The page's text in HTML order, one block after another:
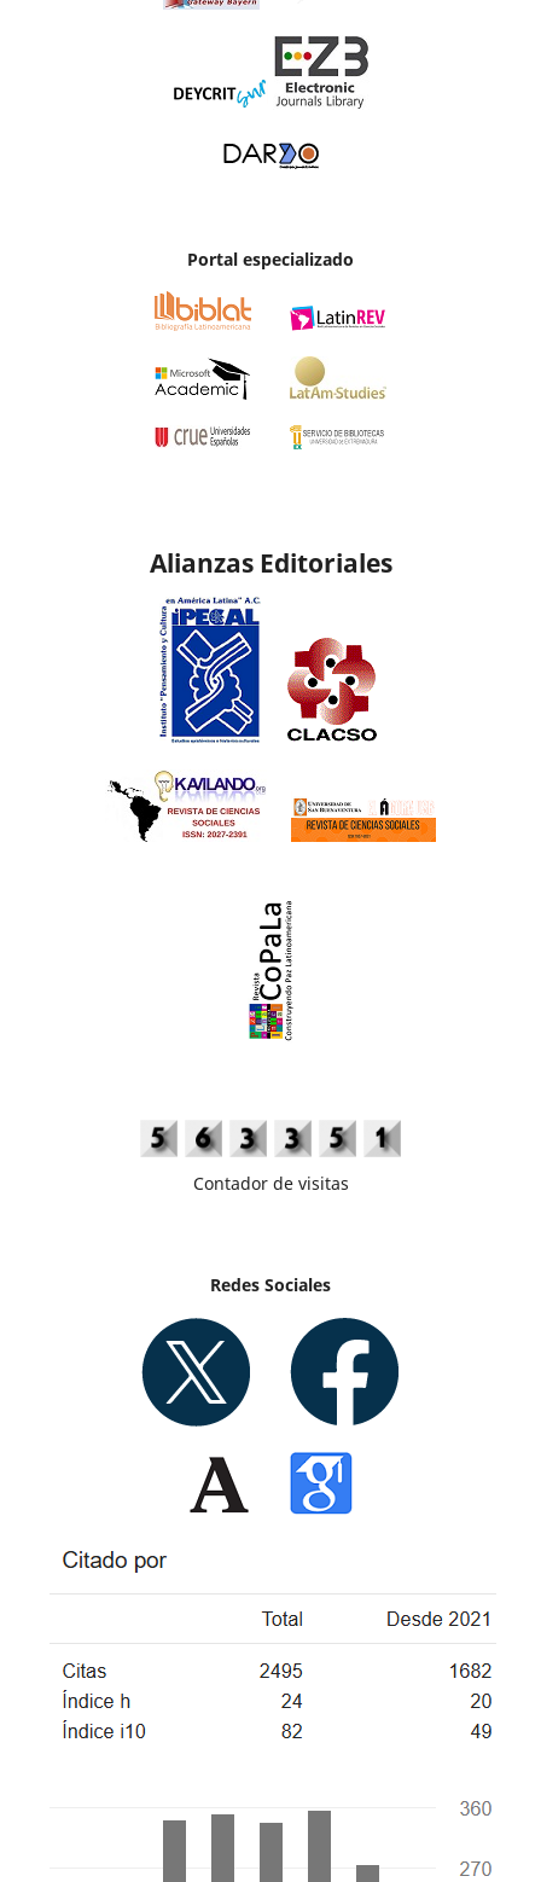
Portal especializado
Alianzas Editoriales
Contador de visitas
Redes Sociales